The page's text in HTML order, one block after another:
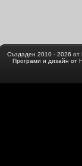
Създаден 2010 - 2026 от
Програми и дизайн от